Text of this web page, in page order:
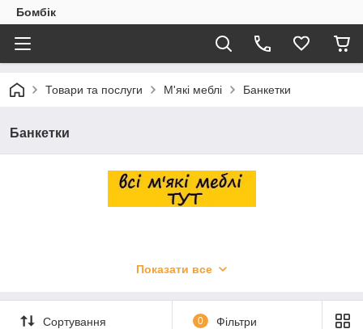
Бомбік
Товари та послуги М'які меблі Банкетки
Банкетки
Показати все
Сортування 0 Фільтри